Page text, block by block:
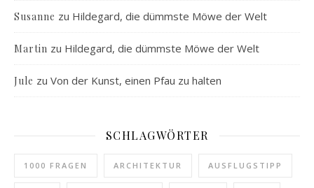
Susanne zu Hildegard, die dümmste Möwe der Welt
Martin zu Hildegard, die dümmste Möwe der Welt
Jule zu Von der Kunst, einen Pfau zu halten
SCHLAGWÖRTER
1000 FRAGEN ARCHITEKTUR AUSFLUGSTIPP